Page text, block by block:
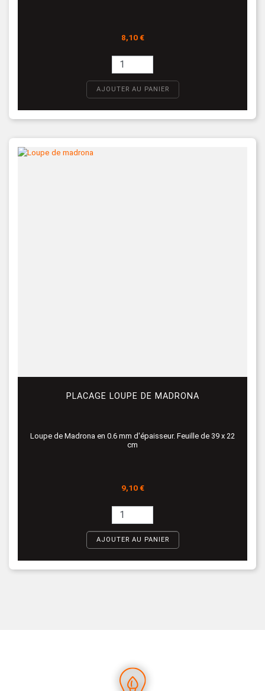
Prix
8,10 €
AJOUTER AU PANIER
PLACAGE LOUPE DE MADRONA
Loupe de Madrona en 0.6 mm d'épaisseur. Feuille de 39 x 22
cm
Prix
9,10 €
AJOUTER AU PANIER